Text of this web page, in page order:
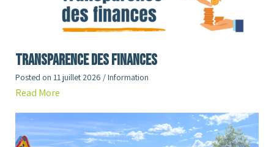
Transparence des finances
Posted on 11 juillet 2026 /Information
Read More